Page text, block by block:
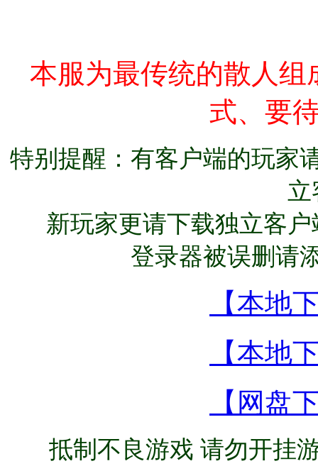
本服为最传统的散人
式、要
特别提醒：有客户端的玩家
立
新玩家更请下载独立客
登录器被误删请
【本地
【本地
【网盘
抵制不良游戏 请勿开挂